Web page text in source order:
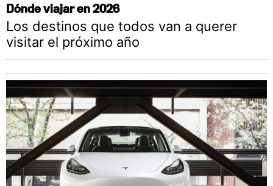
Dónde viajar en 2026
Los destinos que todos van a querer
visitar el próximo año